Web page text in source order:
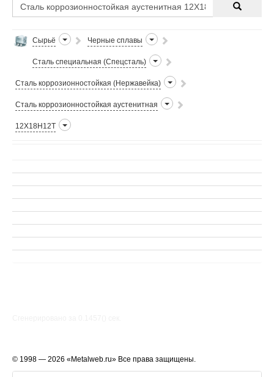
Сырьё Черные сплавы
Сталь специальная (Спецсталь)
Сталь коррозионностойкая (Нержавейка)
Сталь коррозионностойкая аустенитная
12Х18Н12Т
© 1998 — 2026 «Metalweb.ru» Все права защищены.